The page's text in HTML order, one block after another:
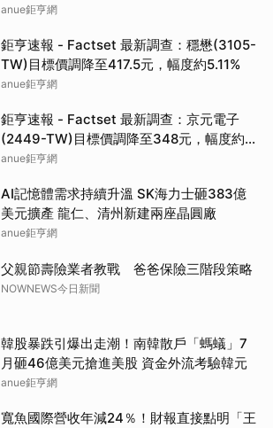
為717元
anue鉅亨網
鉅亨速報 - Factset 最新調查：穩懋(3105-
TW)目標價調降至417.5元，幅度約5.11%
anue鉅亨網
鉅亨速報 - Factset 最新調查：京元電子
(2449-TW)目標價調降至348元，幅度約
3.84%
anue鉅亨網
AI記憶體需求持續升溫 SK海力士砸383億
美元擴產 龍仁、清州新建兩座晶圓廠
anue鉅亨網
父親節壽險業者教戰 爸爸保險三階段策略
NOWNEWS今日新聞
韓股暴跌引爆出走潮！南韓散戶「螞蟻」7
月砸46億美元搶進美股 資金外流考驗韓元
anue鉅亨網
寬魚國際營收年減24％！財報直接點明「王